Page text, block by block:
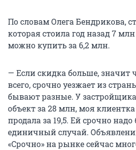
По словам Олега Бендрикова,
которая стоила год назад 7
можно купить за 6,2 млн.
— Если скидка больше, значит
всего, срочно уезжает из
бывают разные. У
объект за 28 млн, моя
продала за 19,5. Ей срочно
единичный случай.
«Срочно» на рынке сейчас